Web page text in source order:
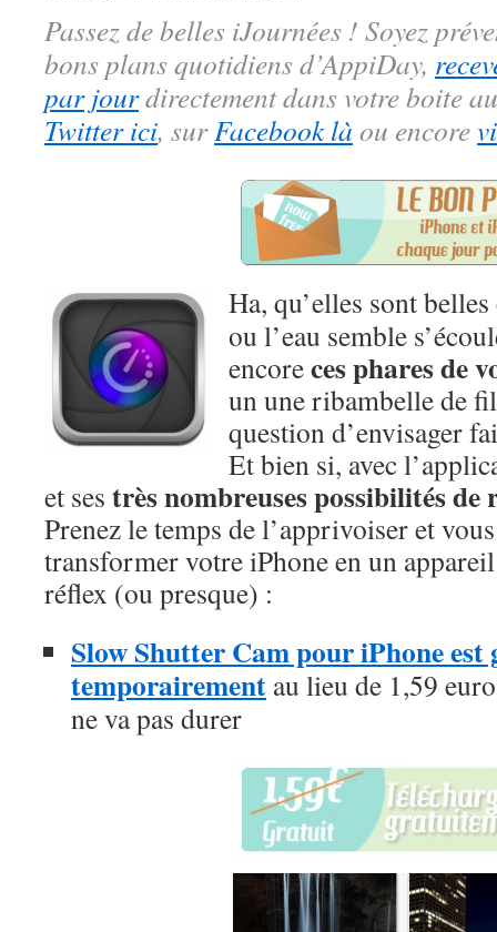
Passez de belles iJournées ! Soyez
bons plans quotidiens d’AppiDay,
par jourdirectement dans votre boite
Twitter ici, surFacebook là ou encore
Ha, qu’elles sont
ou l’eau semble
encoreces phares de
un une ribambelle de
question d’envisager
Et bien si, avec
et ses très nombreuses possibilités de
Prenez le temps de l’apprivoiser et
transformer votre iPhone en un
réflex (ou presque) :
Slow Shutter Cam pour iPhone
temporairement au lieu de 1,59
ne va pas durer